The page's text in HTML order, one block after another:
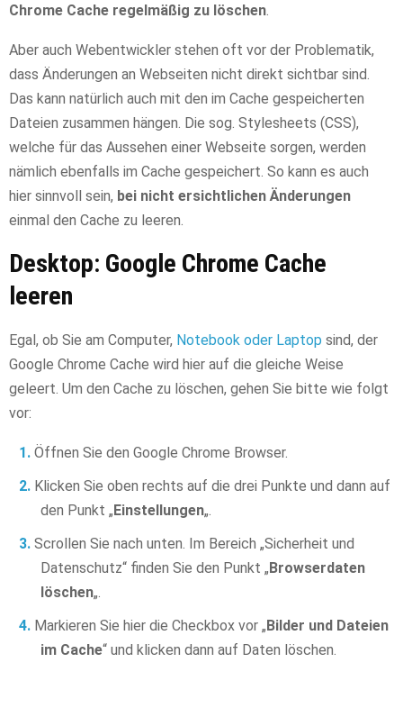
Chrome Cache regelmäßig zu löschen
Aber auch Webentwickler stehen oft vor der Problematik,
dass Änderungen an Webseiten nicht direkt sichtbar sind.
Das kann natürlich auch mit den im Cache gespeicherten
Dateien zusammen hängen. Die sog. Stylesheets (CSS),
welche für das Aussehen einer Webseite sorgen, werden
nämlich ebenfalls im Cache gespeichert. So kann es auch
hier sinnvoll sein, bei nicht ersichtlichen Änderungen
einmal den Cache zu leeren.
Desktop: Google Chrome Cache
leeren
Egal, ob Sie am Computer, Notebook oder Laptop sind, der
Google Chrome Cache wird hier auf die gleiche Weise
geleert. Um den Cache zu löschen, gehen Sie bitte wie folgt
vor:
Öffnen Sie den Google Chrome Browser.
Klicken Sie oben rechts auf die drei Punkte und dann auf
den Punkt „Einstellungen„.
Scrollen Sie nach unten. Im Bereich „Sicherheit und
Datenschutz“ finden Sie den Punkt „Browserdaten
löschen„.
Markieren Sie hier die Checkbox vor „Bilder und Dateien
im Cache“ und klicken dann auf Daten löschen.